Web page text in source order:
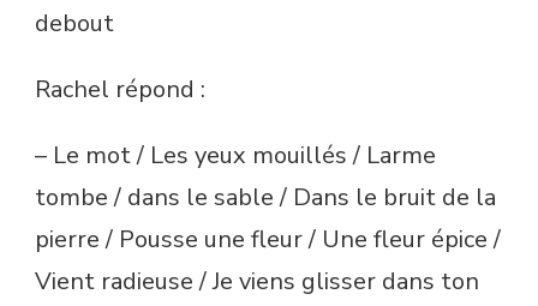
debout
Rachel répond :
– Le mot / Les yeux mouillés / Larme
tombe / dans le sable / Dans le bruit de la
pierre / Pousse une fleur / Une fleur épice /
Vient radieuse / Je viens glisser dans ton